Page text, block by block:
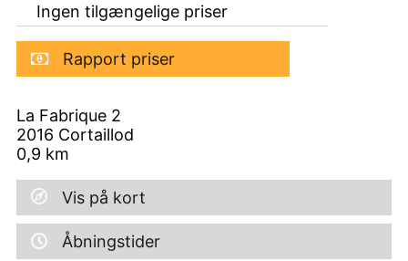
Ingen tilgængelige priser
Rapport priser
La Fabrique 2
2016 Cortaillod
0,9 km
Vis på kort
Åbningstider